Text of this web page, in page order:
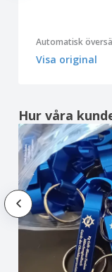
Automatisk
Visa original
Hur våra